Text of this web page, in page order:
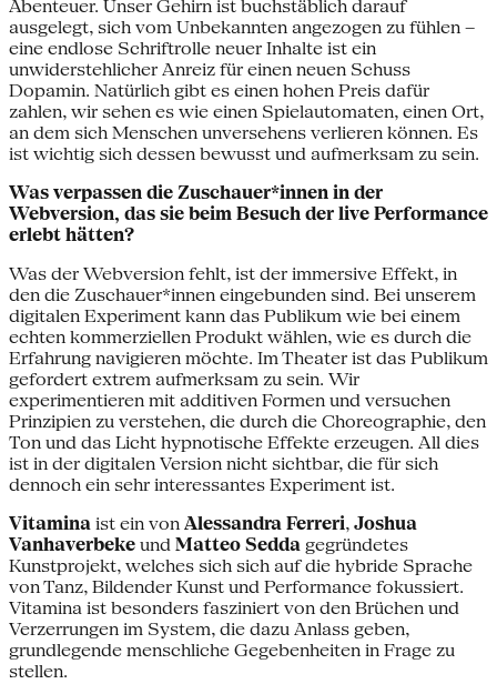
Abenteuer. Unser Gehirn ist buchstäblich darauf
ausgelegt, sich vom Unbekannten angezogen zu fühlen –
eine endlose Schriftrolle neuer Inhalte ist ein
unwiderstehlicher Anreiz für einen neuen Schuss
Dopamin. Natürlich gibt es einen hohen Preis dafür
zahlen, wir sehen es wie einen Spielautomaten, einen Ort,
an dem sich Menschen unversehens verlieren können. Es
ist wichtig sich dessen bewusst und aufmerksam zu sein.
Was verpassen die Zuschauer*innen in der
Webversion, das sie beim Besuch der live Performance
erlebt hätten?
Was der Webversion fehlt, ist der immersive Effekt, in
den die Zuschauer*innen eingebunden sind. Bei unserem
digitalen Experiment kann das Publikum wie bei einem
echten kommerziellen Produkt wählen, wie es durch die
Erfahrung navigieren möchte. Im Theater ist das Publikum
gefordert extrem aufmerksam zu sein. Wir
experimentieren mit additiven Formen und versuchen
Prinzipien zu verstehen, die durch die Choreographie, den
Ton und das Licht hypnotische Effekte erzeugen. All dies
ist in der digitalen Version nicht sichtbar, die für sich
dennoch ein sehr interessantes Experiment ist.
Vitamina ist ein von Alessandra Ferreri, Joshua
Vanhaverbeke und Matteo Sedda gegründetes
Kunstprojekt, welches sich sich auf die hybride Sprache
von Tanz, Bildender Kunst und Performance fokussiert.
Vitamina ist besonders fasziniert von den Brüchen und
Verzerrungen im System, die dazu Anlass geben,
grundlegende menschliche Gegebenheiten in Frage zu
stellen.